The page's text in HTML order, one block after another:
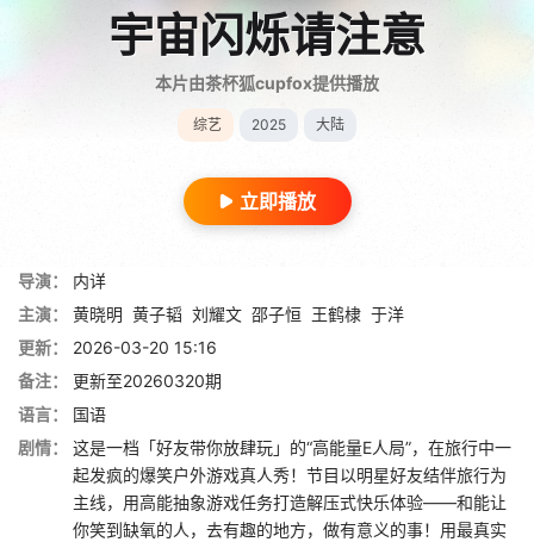
宇宙闪烁请注意
本片由茶杯狐cupfox提供播放
综艺 2025 大陆
立即播放
导演：
内详
主演：
黄晓明 黄子韬 刘耀文 邵子恒 王鹤棣 于洋
更新：
2026-03-20 15:16
备注：
更新至20260320期
语言：
国语
剧情：
这是一档「好友带你放肆玩」的“高能量E人局”，在旅行中一
起发疯的爆笑户外游戏真人秀！节目以明星好友结伴旅行为
主线，用高能抽象游戏任务打造解压式快乐体验——和能让
你笑到缺氧的人，去有趣的地方，做有意义的事！用最真实